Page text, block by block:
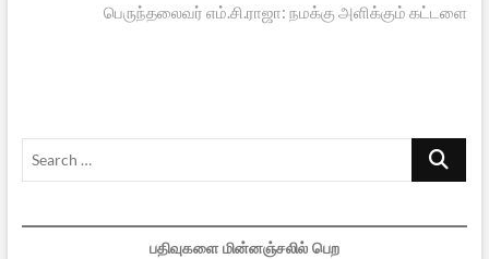
post:
பெருந்தலைவர் எம்.சி.ராஜா: நமக்கு அளிக்கும் கட்டளை
Search
பதிவுகளை மின்னஞ்சலில் பெற